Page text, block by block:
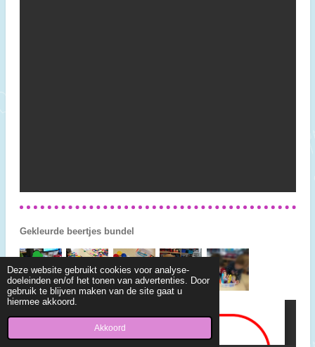
Deze website gebruikt cookies voor analyse-
doeleinden en/of het tonen van advertenties. Door
gebruik te blijven maken van de site gaat u
hiermee akkoord.
Akkoord
Gekleurde beertjes bundel